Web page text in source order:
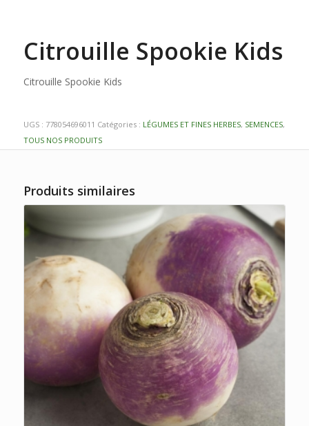
Citrouille Spookie Kids
Citrouille Spookie Kids
UGS : 778054696011 Catégories : LÉGUMES ET FINES HERBES, SEMENCES,
TOUS NOS PRODUITS
Produits similaires